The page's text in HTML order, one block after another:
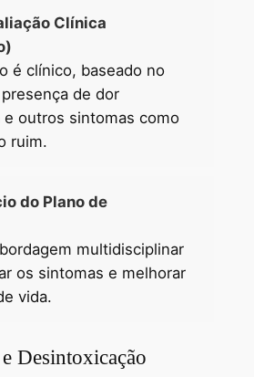
Clínica
é clínico, baseado no
de dor
e outros sintomas como
ruim.
do Plano de
multidisciplinar
os sintomas e melhorar
vida.
Desintoxicação